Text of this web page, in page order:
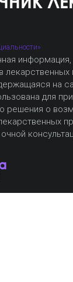
лекарственных
на
для
решения о